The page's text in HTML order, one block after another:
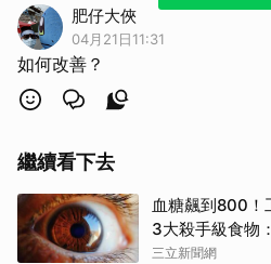
肥仔大俠
04月21日11:31
如何改善？
繼續看下去
血糖飆到800
3大殺手級食物
三立新聞網